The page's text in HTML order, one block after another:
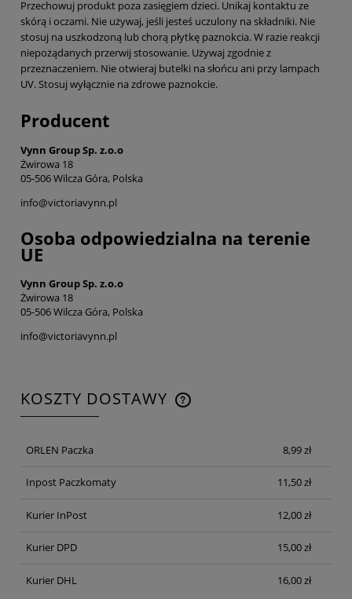
Przechowuj produkt poza zasięgiem dzieci. Unikaj kontaktu ze
skórą i oczami. Nie używaj, jeśli jesteś uczulony na składniki. Nie
stosuj na uszkodzoną lub chorą płytkę paznokcia. W razie reakcji
niepożądanych przerwij stosowanie. Używaj zgodnie z
przeznaczeniem. Nie otwieraj butelki na słońcu ani przy lampach
UV. Stosuj wyłącznie na zdrowe paznokcie.
Producent
Vynn Group Sp. z.o.o
Żwirowa 18
05-506 Wilcza Góra, Polska
info@victoriavynn.pl
Osoba odpowiedzialna na terenie
UE
Vynn Group Sp. z.o.o
Żwirowa 18
05-506 Wilcza Góra, Polska
info@victoriavynn.pl
KOSZTY DOSTAWY
CENA NIE ZAWIERA EWENTUALNYCH KOSZTÓW
ORLEN Paczka
8,99 zł
Inpost Paczkomaty 11,50 zł
Kurier InPost 12,00 zł
Kurier DPD 15,00 zł
Kurier DHL 16,00 zł